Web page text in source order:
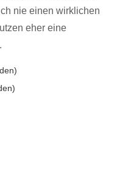
nie einen wirklichen
eher eine